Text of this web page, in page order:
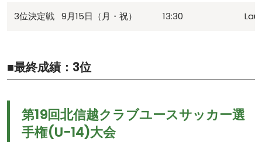
3位決定戦 9月15日（月・祝） 13:30
■最終成績：3位
第19回北信越クラブユースサッカー選
⼿権(U-14)⼤会